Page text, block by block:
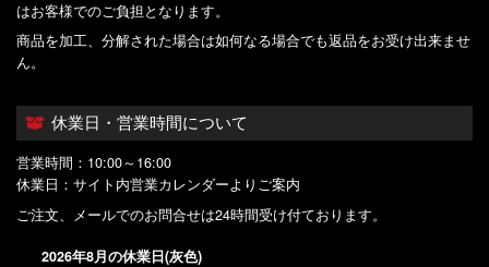
はお客様でのご負担となります。
商品を加工、分解された場合は如何なる場合でも返品をお受け出来ませ
ん。
休業日・営業時間について
営業時間：10:00～16:00
休業日：サイト内営業カレンダーよりご案内
ご注文、メールでのお問合せは24時間受け付ております。
2026年8月の休業日(灰色)